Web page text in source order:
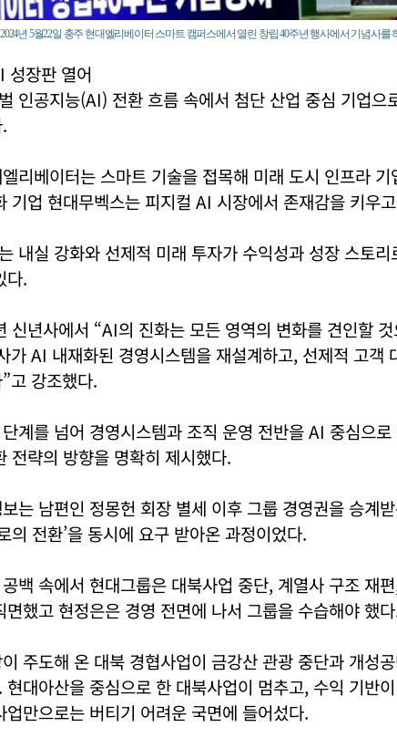
년 5월22일 충주 현대엘리베이터 스마트 캠퍼스에서 열린 창립 40주년 행사에서 기념사를
장판 열어
인공지능(AI) 전환 흐름 속에서 첨단 산업 중심 기업으
리베이터는 스마트 기술을 접목해 미래 도시 인프라
기업 현대무벡스는 피지컬 AI 시장에서 존재감을 키우
내실 강화와 선제적 미래 투자가 수익성과 성장 스토
다.
신년사에서 “AI의 진화는 모든 영역의 변화를 견인할
가 AI 내재화된 경영시스템을 재설계하고, 선제적 고객
고 강조했다.
계를 넘어 경영시스템과 조직 운영 전반을 AI 중심으
전략의 방향을 명확히 제시했다.
는 남편인 정몽헌 회장 별세 이후 그룹 경영권을 승계
의 전환’을 동시에 요구 받아온 과정이었다.
백 속에서 현대그룹은 대북사업 중단, 계열사 구조 재
했고 현정은은 경영 전면에 나서 그룹을 수습해야 했
주도해 온 대북 경협사업이 금강산 관광 중단과 개성
대아산을 중심으로 한 대북사업이 멈추고, 수익 기반
만으로는 버티기 어려운 국면에 들어섰다.